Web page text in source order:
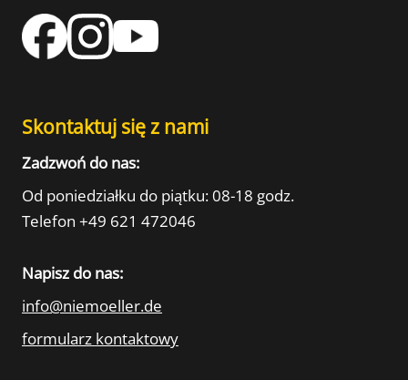
Skontaktuj się z nami
Zadzwoń do nas:
Od poniedziałku do piątku: 08-18 godz.
Telefon +49 621 472046
Napisz do nas:
info@niemoeller.de
formularz kontaktowy